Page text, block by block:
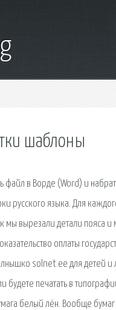
шаблоны
файл в Ворде (Word) и
русского языка. Для
вырезали детали пояса и
оплаты
solnet.ee для детей
будете печатать в
белый лён. Вообще